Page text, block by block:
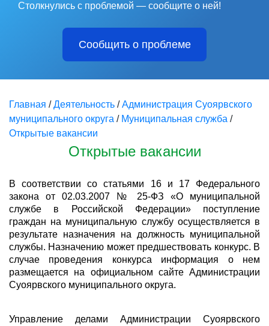
Столкнулись с проблемой — сообщите о ней!
Сообщить о проблеме
Главная /Деятельность /Администрация Суоярвского
муниципального округа / Муниципальная служба /
Открытые вакансии
Открытые вакансии
В соответствии со статьями 16 и 17 Федерального
закона от 02.03.2007 № 25-ФЗ «О муниципальной
службе в Российской Федерации» поступление
граждан на муниципальную службу осуществляется в
результате назначения на должность муниципальной
службы. Назначению может предшествовать конкурс. В
случае проведения конкурса информация о нем
размещается на официальном сайте Администрации
Суоярвского муниципального округа.
Управление делами Администрации Суоярвского